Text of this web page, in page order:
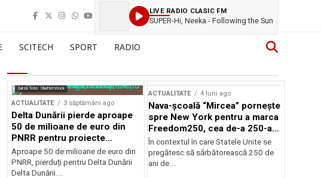
LIVE RADIO CLASIC FM
SUPER-Hi, Neeka - Following the Sun
SCITECH SPORT RADIO
Sursă foto: Shutterstock
ACTUALITATE 3 săptămâni ago
Delta Dunării pierde aproape
50 de milioane de euro din
PNRR pentru proiecte
esențiale
Aproape 50 de milioane de euro din
PNRR, pierduți pentru Delta Dunării
Delta Dunării...
ACTUALITATE 4 luni ago
Nava-școală “Mircea” pornește
spre New York pentru a marca
Freedom250, cea de-a 250-a
aniversare a Statelor Unite
În contextul în care Statele Unite se
pregătesc să sărbătorească 250 de
ani de...